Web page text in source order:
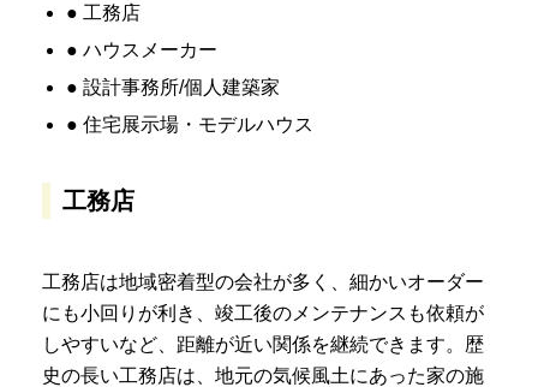
● 工務店
● ハウスメーカー
● 設計事務所/個人建築家
● 住宅展示場・モデルハウス
工務店
工務店は地域密着型の会社が多く、細かいオーダー
にも小回りが利き、竣工後のメンテナンスも依頼が
しやすいなど、距離が近い関係を継続できます。歴
史の長い工務店は、地元の気候風土にあった家の施